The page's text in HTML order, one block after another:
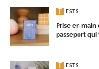
TESTS
Prise en main
passeport qui
TESTS